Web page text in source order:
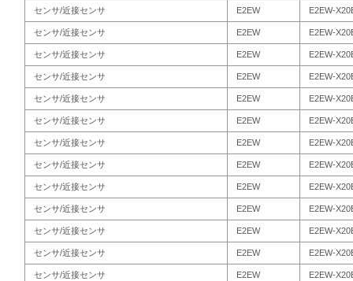
センサ/近接センサ E2EW E2EW-
センサ/近接センサ E2EW E2EW-
センサ/近接センサ E2EW E2EW-
センサ/近接センサ E2EW E2EW-
センサ/近接センサ E2EW E2EW-
センサ/近接センサ E2EW E2EW-
センサ/近接センサ E2EW E2EW-
センサ/近接センサ E2EW E2EW-
センサ/近接センサ E2EW E2EW-
センサ/近接センサ E2EW E2EW-
センサ/近接センサ E2EW E2EW-
センサ/近接センサ E2EW E2EW-
センサ/近接センサ E2EW E2EW-